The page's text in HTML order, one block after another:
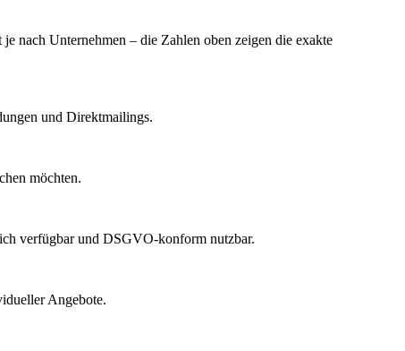
nach Unternehmen – die Zahlen oben zeigen die exakte
und Direktmailings.
möchten.
verfügbar und DSGVO-konform nutzbar.
Angebote.